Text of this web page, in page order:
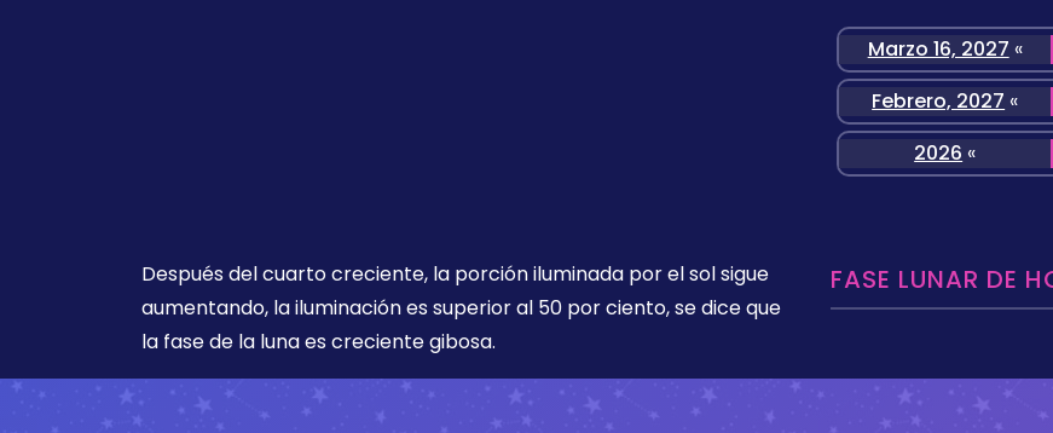
Marzo 16, 2027 «
Febrero, 2027 «
2026 «
Después del cuarto creciente, la porción iluminada por el sol sigue
aumentando, la iluminación es superior al 50 por ciento, se dice que
la fase de la luna es creciente gibosa.
FASE LUNAR DE